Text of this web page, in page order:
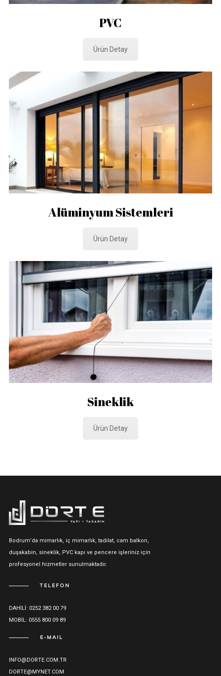
PVC
Ürün Detay
Alüminyum Sistemleri
Ürün Detay
Sineklik
Ürün Detay
Bodrum’da mimarlık, iç mimarlık, tadilat, cam balkon,
duşakabin, sineklik, PVC kapı ve pencere işleriniz için
profesyonel hizmetler sunulmaktadır.
TELEFON
DAHILI: 0252 382 00 79
MOBIL: 0555 800 09 89
E-MAIL
INFO@DORTE.COM.TR
DORTE@MYNET.COM